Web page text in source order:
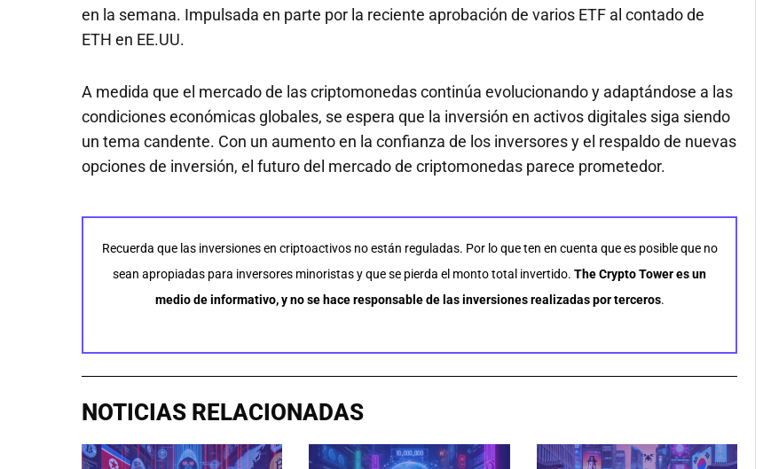
en la semana. Impulsada en parte por la reciente aprobación de varios ETF al contado de
ETH en EE.UU.
A medida que el mercado de las criptomonedas continúa evolucionando y adaptándose a las
condiciones económicas globales, se espera que la inversión en activos digitales siga siendo
un tema candente. Con un aumento en la confianza de los inversores y el respaldo de nuevas
opciones de inversión, el futuro del mercado de criptomonedas parece prometedor.
Recuerda que las inversiones en criptoactivos no están reguladas. Por lo que ten en cuenta que es posible que no
sean apropiadas para inversores minoristas y que se pierda el monto total invertido. The Crypto Tower es un
medio de informativo, y no se hace responsable de las inversiones realizadas por terceros.
NOTICIAS RELACIONADAS